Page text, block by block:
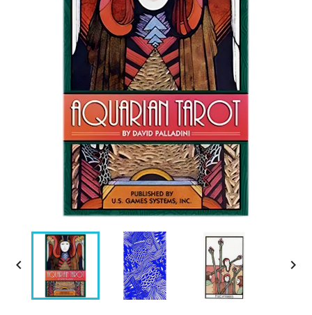
 